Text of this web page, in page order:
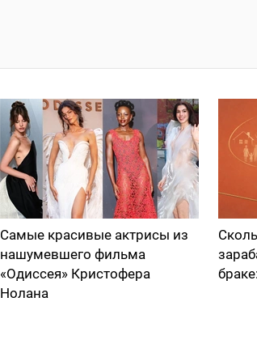
Самые красивые актрисы из
нашумевшего фильма
«Одиссея» Кристофера
Нолана